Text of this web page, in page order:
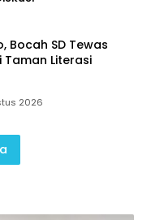
Bocah SD Tewas
Taman Literasi
2026